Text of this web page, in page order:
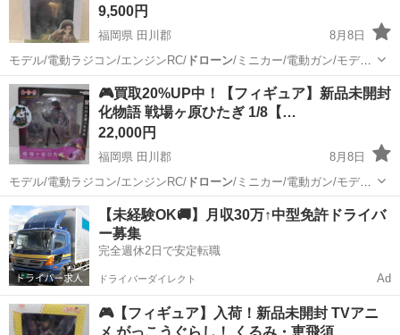
9,500円
福岡県 田川郡
8月8日
モデル/電動ラジコン/エンジンRC/ドローン/ミニカー/電動ガン/モデル
ガン/ガ…
福岡 田川郡 フィギュア
🎮買取20%UP中！【フィギュア】新品未開封
化物語 戦場ヶ原ひたぎ 1/8【…
22,000円
福岡県 田川郡
8月8日
モデル/電動ラジコン/エンジンRC/ドローン/ミニカー/電動ガン/モデル
ガン/ガ…
福岡 田川郡 フィギュア 買取
【未経験OK🚚】月収30万↑中型免許ドライバ
ー募集
完全週休2日で安定転職
ドライバーダイレクト Ad
🎮【フィギュア】入荷！新品未開封 TVアニ